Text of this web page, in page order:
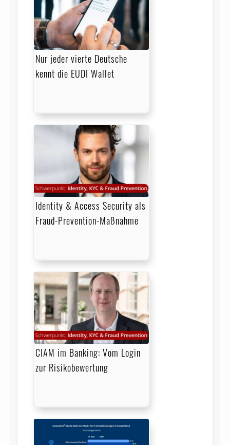
Nur jeder vierte Deutsche
kennt die EUDI Wallet
Identity & Access Security als
Fraud-Prevention-Maßnahme
CIAM im Banking: Vom Login
zur Risikobewertung